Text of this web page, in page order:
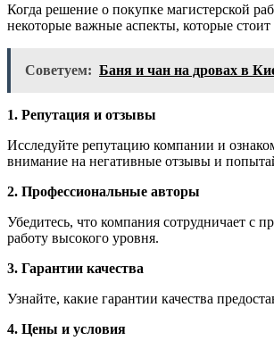
Когда решение о покупке магистерской
некоторые важные аспекты, которые
Советуем: Баня и чан на дровах в
1. Репутация и отзывы
Исследуйте репутацию компании и
внимание на негативные отзывы и
2. Профессиональные авторы
Убедитесь, что компания сотрудничает с
работу высокого уровня.
3. Гарантии качества
Узнайте, какие гарантии качества
4. Цены и условия